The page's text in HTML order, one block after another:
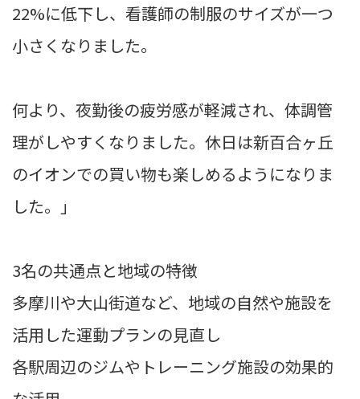
22%に低下し、看護師の制服のサイズが一つ
小さくなりました。
何より、夜勤後の疲労感が軽減され、体調管
理がしやすくなりました。休日は新百合ヶ丘
のイオンでの買い物も楽しめるようになりま
した。」
3名の共通点と地域の特徴
多摩川や大山街道など、地域の自然や施設を
活用した運動プランの見直し
各駅周辺のジムやトレーニング施設の効果的